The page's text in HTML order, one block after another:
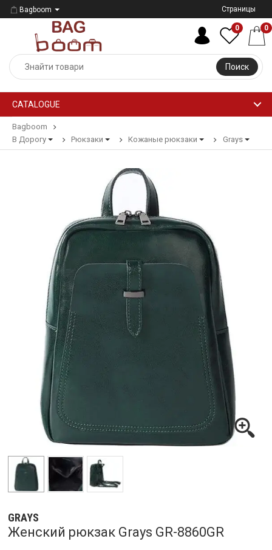
Bagboom Страницы
Поиск
0 0
CATALOGUE
Bagboom
В Дорогу
Рюкзаки Кожаные рюкзаки Grays
GRAYS
Женский рюкзак Grays GR-8860GR